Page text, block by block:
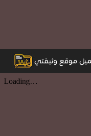
موقع وثيقتي